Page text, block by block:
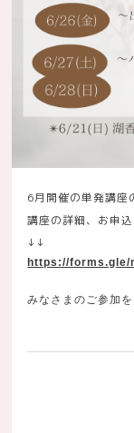
6月開催の単発講座
講座の詳細、お申
↓↓
https://forms.gle/
みなさまのご参加